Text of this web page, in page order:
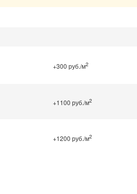
+300 руб./м2
+1100 руб./м2
+1200 руб./м2